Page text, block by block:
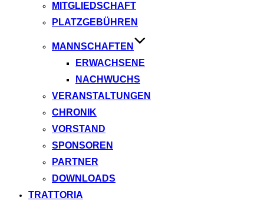
MITGLIEDSCHAFT
PLATZGEBÜHREN
MANNSCHAFTEN
ERWACHSENE
NACHWUCHS
VERANSTALTUNGEN
CHRONIK
VORSTAND
SPONSOREN
PARTNER
DOWNLOADS
TRATTORIA